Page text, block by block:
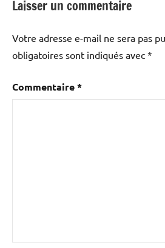
Laisser un commentaire
Votre adresse e-mail ne sera pas
obligatoires sont indiqués avec *
Commentaire*